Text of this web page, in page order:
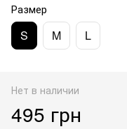
Размер
S M L
Нет в наличии
495 грн